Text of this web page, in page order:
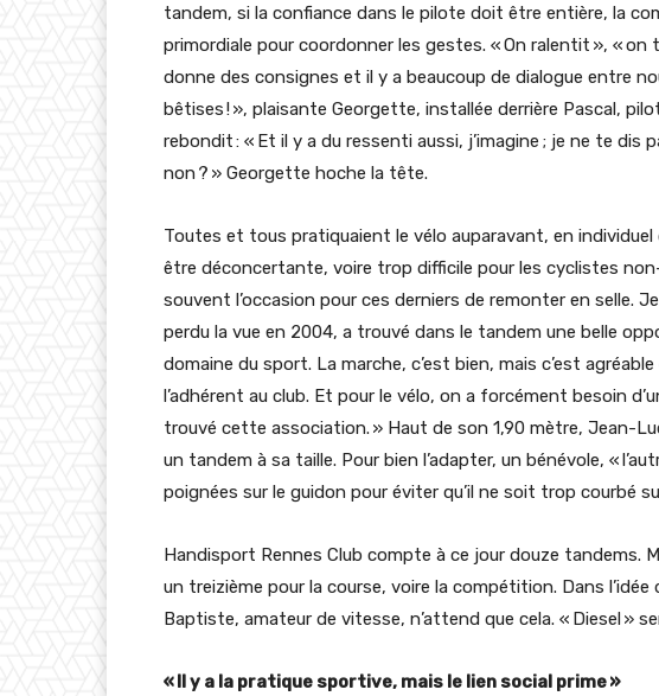
tandem, si la confiance dans le pilote doit être entière, la
primordiale pour coordonner les gestes. « On ralentit », « on
donne des consignes et il y a beaucoup de dialogue entre
bêtises ! », plaisante Georgette, installée derrière Pascal,
rebondit : « Et il y a du ressenti aussi, j’imagine ; je ne te dis
non ? » Georgette hoche la tête.
Toutes et tous pratiquaient le vélo auparavant, en individuel
être déconcertante, voire trop difficile pour les cyclistes
souvent l’occasion pour ces derniers de remonter en selle.
perdu la vue en 2004, a trouvé dans le tandem une belle
domaine du sport. La marche, c’est bien, mais c’est
l’adhérent au club. Et pour le vélo, on a forcément besoin
trouvé cette association. » Haut de son 1,90 mètre, Jean-
un tandem à sa taille. Pour bien l’adapter, un bénévole, «
poignées sur le guidon pour éviter qu’il ne soit trop courbé
Handisport Rennes Club compte à ce jour douze tandems.
un treizième pour la course, voire la compétition. Dans
Baptiste, amateur de vitesse, n’attend que cela. « Diesel »
« Il y a la pratique sportive, mais le lien social prime »